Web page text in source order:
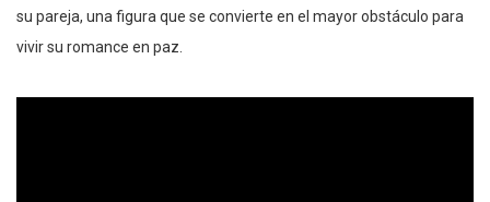
su pareja, una figura que se convierte en el mayor obstáculo para
vivir su romance en paz.